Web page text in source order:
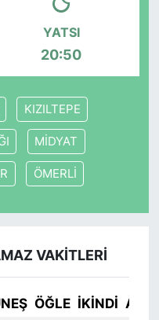
YATSI
20:50
KIZILTEPE
MİDYAT
ÖMERLİ
VAKITLERI
ÖĞLE İKINDI